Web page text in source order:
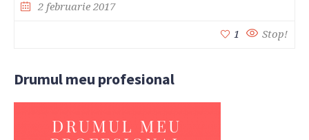
2 februarie 2017
1 Stop!
Drumul meu profesional